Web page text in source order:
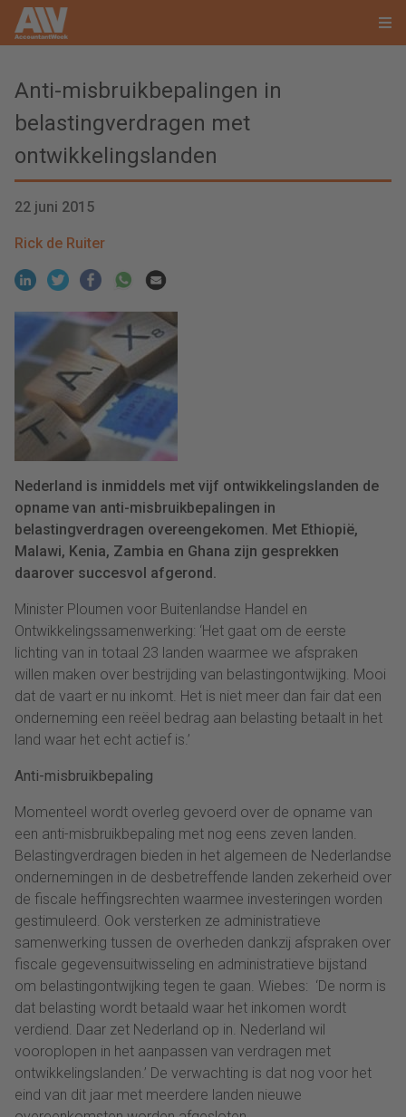
Anti-misbruikbepalingen in
belastingverdragen met
ontwikkelingslanden
22 juni 2015
Rick de Ruiter
Nederland is inmiddels met vijf ontwikkelingslanden de
opname van anti-misbruikbepalingen in
belastingverdragen overeengekomen. Met Ethiopië,
Malawi, Kenia, Zambia en Ghana zijn gesprekken
daarover succesvol afgerond.
Minister Ploumen voor Buitenlandse Handel en
Ontwikkelingssamenwerking: ‘Het gaat om de eerste
lichting van in totaal 23 landen waarmee we afspraken
willen maken over bestrijding van belastingontwijking. Mooi
dat de vaart er nu inkomt. Het is niet meer dan fair dat een
onderneming een reëel bedrag aan belasting betaalt in het
land waar het echt actief is.’
Anti-misbruikbepaling
Momenteel wordt overleg gevoerd over de opname van
een anti-misbruikbepaling met nog eens zeven landen.
Belastingverdragen bieden in het algemeen de Nederlandse
ondernemingen in de desbetreffende landen zekerheid over
de fiscale heffingsrechten waarmee investeringen worden
gestimuleerd. Ook versterken ze administratieve
samenwerking tussen de overheden dankzij afspraken over
fiscale gegevensuitwisseling en administratieve bijstand
om belastingontwijking tegen te gaan. Wiebes: ‘De norm is
dat belasting wordt betaald waar het inkomen wordt
verdiend. Daar zet Nederland op in. Nederland wil
vooroplopen in het aanpassen van verdragen met
ontwikkelingslanden.’ De verwachting is dat nog voor het
eind van dit jaar met meerdere landen nieuwe